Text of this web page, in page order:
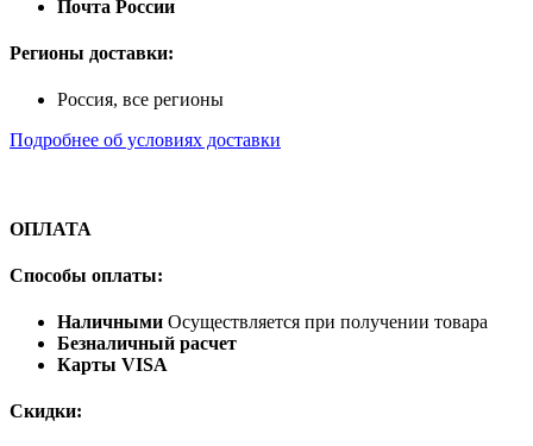
Почта России
Регионы доставки:
Россия, все регионы
Подробнее об условиях доставки
ОПЛАТА
Способы оплаты:
Наличными Осуществляется при получении товара
Безналичный расчет
Карты VISA
Скидки: